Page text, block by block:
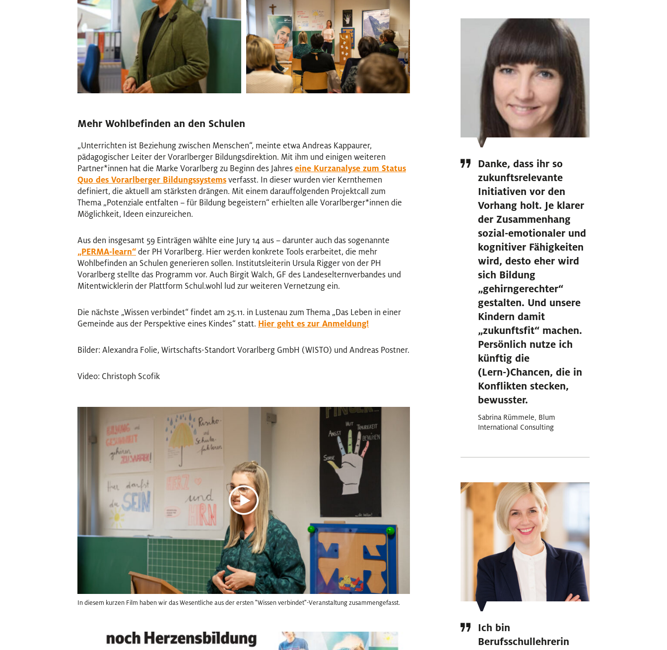
Mehr Wohlbefinden an den Schulen
„Unterrichten ist Beziehung zwischen Menschen“, meinte etwa Andreas Kappaurer,
pädagogischer Leiter der Vorarlberger Bildungsdirektion. Mit ihm und einigen weiteren
Partner*innen Innen
hat die Marke Vorarlberg zu Beginn des Jahreseine Kurzanalyse zum Status
Quo des Vorarlberger Bildungssystemsverfasst. In dieser wurden vier Kernthemen
definiert, die aktuell am stärksten drängen. Mit einem darauffolgenden Projektcall zum
Thema „Potenziale entfalten – für Bildung begeistern“ erhielten alle Vorarlberger*innen Innen
die
Möglichkeit, Ideen einzureichen.
Aus den insgesamt 59 Einträgen wählte eine Jury 14 aus – darunter auch das sogenannte
„PERMA-learn“der PH Vorarlberg. Hier werden konkrete Tools erarbeitet, die mehr
Wohlbefinden an Schulen generieren sollen. Institutsleiterin Ursula Rigger von der PH
Vorarlberg stellte das Programm vor. Auch Birgit Walch, GF des Landeselternverbandes und
Mitentwicklerin der Plattform Schul.wohl lud zur weiteren Vernetzung ein.
Die nächste „Wissen verbindet“ findet am 25.11. in Lustenau zum Thema „Das Leben in einer
Gemeinde aus der Perspektive eines Kindes“ statt. Hier geht es zur Anmeldung!
Bilder: Alexandra Folie, Wirtschafts-Standort Vorarlberg GmbH (WISTO) und Andreas Postner.
Video: Christoph Scofik
In diesem kurzen Film haben wir das Wesentliche aus der ersten "Wissen verbindet"-Veranstaltung zusammengefasst.
Danke, dass ihr so
zukunftsrelevante
Initiativen vor den
Vorhang holt. Je klarer
der Zusammenhang
sozial-emotionaler und
kognitiver Fähigkeiten
wird, desto eher wird
sich Bildung
„gehirngerechter“
gestalten. Und unsere
Kindern damit
„zukunftsfit“ machen.
Persönlich nutze ich
künftig die
(Lern-)Chancen, die in
Konflikten stecken,
bewusster.
Sabrina Rümmele, Blum
International Consulting
Ich bin
Berufsschullehrerin